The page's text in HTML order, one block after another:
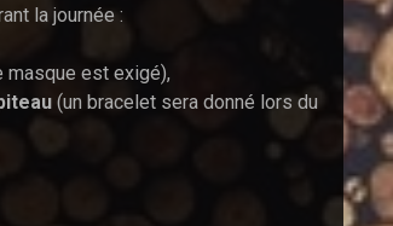
la journée :
masque est exigé),
(un bracelet sera donné lors du